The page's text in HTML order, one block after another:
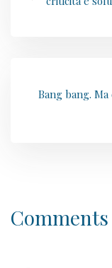
Bang bang.
Comments